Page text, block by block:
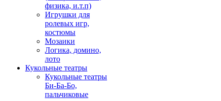
физика, и.т.п)
Игрушки для
ролевых игр,
костюмы
Мозаики
Логика, домино,
лото
Кукольные театры
Кукольные театры
Би-Ба-Бо,
пальчиковые